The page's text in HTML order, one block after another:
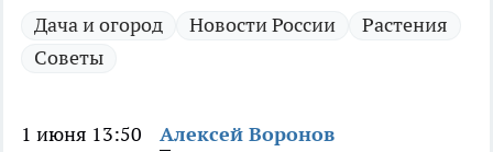
Дача и огород Новости России
Растения
Советы
1 июня 13:50 Алексей Воронов